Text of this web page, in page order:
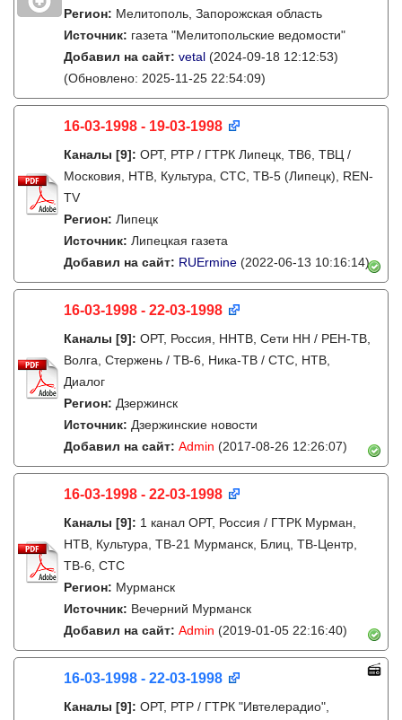
Регион: Мелитополь, Запорожская область
Источник: газета "Мелитопольские ведомости"
Добавил на сайт: vetal (2024-09-18 12:12:53)
(Обновлено: 2025-11-25 22:54:09)
16-03-1998 - 19-03-1998
Каналы [9]: ОРТ, РТР / ГТРК Липецк, ТВ6, ТВЦ /
Московия, НТВ, Культура, СТС, ТВ-5 (Липецк), REN-
TV
Регион: Липецк
Источник: Липецкая газета
Добавил на сайт: RUErmine (2022-06-13 10:16:14)
16-03-1998 - 22-03-1998
Каналы [9]: ОРТ, Россия, ННТВ, Сети НН / РЕН-ТВ,
Волга, Стержень / ТВ-6, Ника-ТВ / СТС, НТВ,
Диалог
Регион: Дзержинск
Источник: Дзержинские новости
Добавил на сайт: Admin (2017-08-26 12:26:07)
16-03-1998 - 22-03-1998
Каналы [9]: 1 канал ОРТ, Россия / ГТРК Мурман,
НТВ, Культура, ТВ-21 Мурманск, Блиц, ТВ-Центр,
ТВ-6, СТС
Регион: Мурманск
Источник: Вечерний Мурманск
Добавил на сайт: Admin (2019-01-05 22:16:40)
16-03-1998 - 22-03-1998
Каналы [9]: ОРТ, РТР / ГТРК "Ивтелерадио",